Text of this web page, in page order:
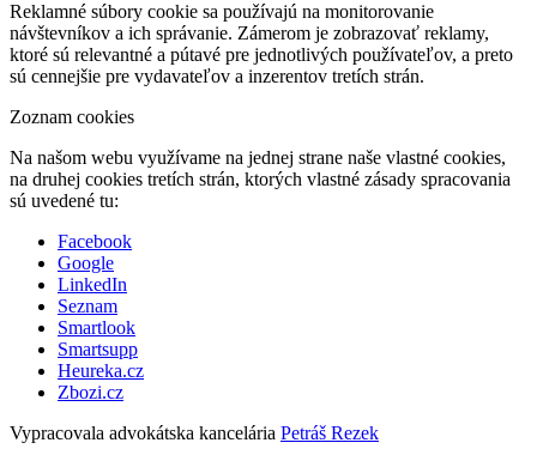
Reklamné súbory cookie sa používajú na monitorovanie
návštevníkov a ich správanie. Zámerom je zobrazovať reklamy,
ktoré sú relevantné a pútavé pre jednotlivých používateľov, a preto
sú cennejšie pre vydavateľov a inzerentov tretích strán.
Zoznam cookies
Na našom webu využívame na jednej strane naše vlastné cookies,
na druhej cookies tretích strán, ktorých vlastné zásady spracovania
sú uvedené tu:
Facebook
Google
LinkedIn
Seznam
Smartlook
Smartsupp
Heureka.cz
Zbozi.cz
Vypracovala advokátska kancelária Petráš Rezek